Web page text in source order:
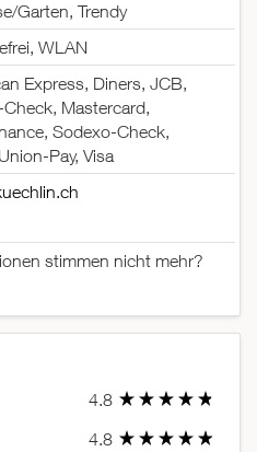
Garten, Trendy
WLAN
Express, Diners, JCB,
Mastercard,
Sodexo-Check,
Pay, Visa
stimmen nicht mehr?
4.8
4.8